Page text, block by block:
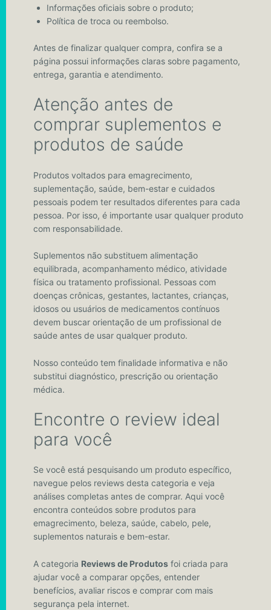
Informações oficiais sobre o produto;
Política de troca ou reembolso.
Antes de finalizar qualquer compra, confira se a
página possui informações claras sobre pagamento,
entrega, garantia e atendimento.
Atenção antes de
comprar suplementos e
produtos de saúde
Produtos voltados para emagrecimento,
suplementação, saúde, bem-estar e cuidados
pessoais podem ter resultados diferentes para cada
pessoa. Por isso, é importante usar qualquer produto
com responsabilidade.
Suplementos não substituem alimentação
equilibrada, acompanhamento médico, atividade
física ou tratamento profissional. Pessoas com
doenças crônicas, gestantes, lactantes, crianças,
idosos ou usuários de medicamentos contínuos
devem buscar orientação de um profissional de
saúde antes de usar qualquer produto.
Nosso conteúdo tem finalidade informativa e não
substitui diagnóstico, prescrição ou orientação
médica.
Encontre o review ideal
para você
Se você está pesquisando um produto específico,
navegue pelos reviews desta categoria e veja
análises completas antes de comprar. Aqui você
encontra conteúdos sobre produtos para
emagrecimento, beleza, saúde, cabelo, pele,
suplementos naturais e bem-estar.
A categoria Reviews de Produtosfoi criada para
ajudar você a comparar opções, entender
benefícios, avaliar riscos e comprar com mais
segurança pela internet.